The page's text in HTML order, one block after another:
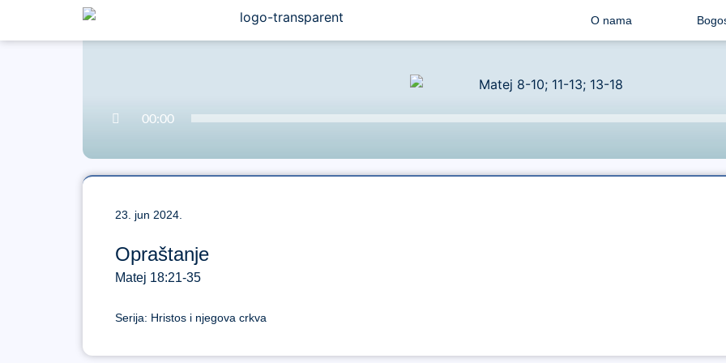
O nama
Audio
00:00
23. jun 2024.
Opraštanje
Matej 18:21-35
Serija: Hristos i njegova crkva